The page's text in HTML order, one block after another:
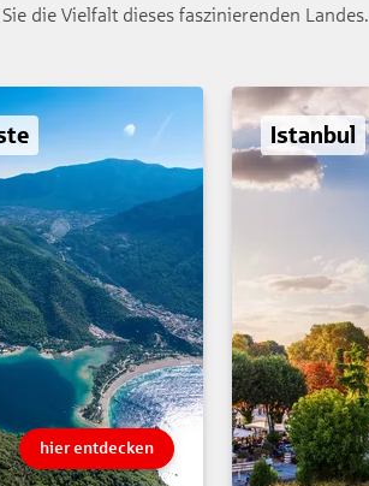
die Vielfalt dieses faszinierenden Landes.
hier entdecken
Istanbul